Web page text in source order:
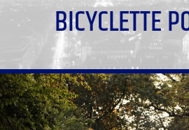
BICYCLETTE